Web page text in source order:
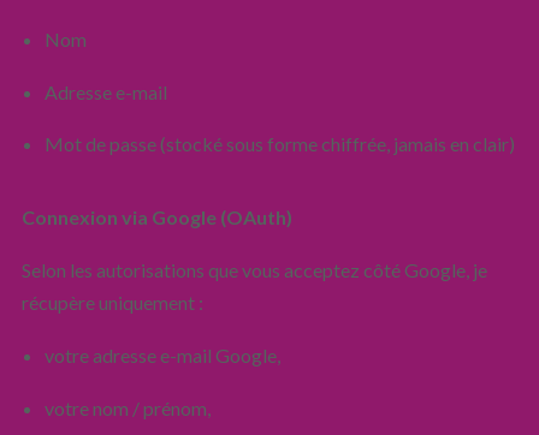
Nom
Adresse e-mail
Mot de passe (stocké sous forme chiffrée, jamais en clair)
Connexion via Google (OAuth)
Selon les autorisations que vous acceptez côté Google, je
récupère uniquement :
votre adresse e-mail Google,
votre nom / prénom,